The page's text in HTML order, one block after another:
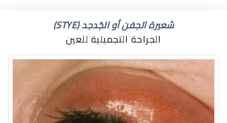
شعيرة الجفن أو الجُدجد (STYE)
الجراحة التجميلية للعين